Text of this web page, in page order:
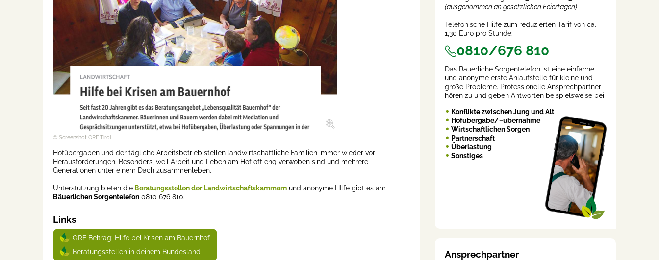
© Screenshot ORF Tirol
Hofübergaben und der tägliche Arbeitsbetrieb stellen landwirtschaftliche Familien immer wieder vor
Herausforderungen. Besonders, weil Arbeit und Leben am Hof oft eng verwoben sind und mehrere
Generationen unter einem Dach zusammenleben.
Unterstützung bieten dieBeratungsstellen der Landwirtschaftskammernund anonyme HIlfe gibt es am
Bäuerlichen Sorgentelefon0810 676 810.
Links
ORF Beitrag: Hilfe bei Krisen am Bauernhof
Beratungsstellen in deinem Bundesland
(ausgenommen an gesetzlichen Feiertagen)
Telefonische Hilfe zum reduzierten Tarif von ca.
1,30 Euro pro Stunde:
0810/676 810
Das Bäuerliche Sorgentelefon ist eine einfache
und anonyme erste Anlaufstelle für kleine und
große Probleme. Professionelle Ansprechpartner
hören zu und geben Antworten beispielsweise bei
Konflikte zwischen Jung und Alt
Hofübergabe/–übernahme
Wirtschaftlichen Sorgen
Partnerschaft
Überlastung
Sonstiges
Ansprechpartner